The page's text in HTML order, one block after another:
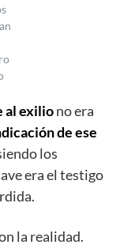
al exiliono era
de ese
los
era el testigo
la realidad.